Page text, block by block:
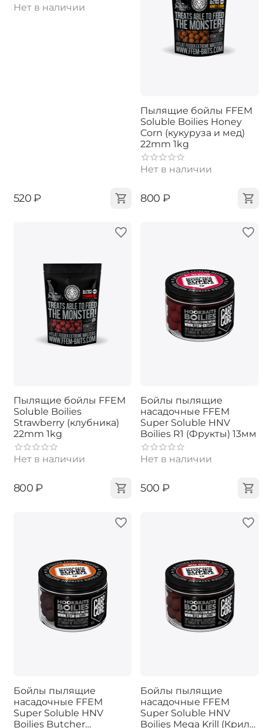
Нет в наличии
‍520‍ ₽
Пылящие бойлы FFEM
Soluble Boilies Honey
Corn (кукуруза и мед)
22mm 1kg
Нет в наличии
‍800‍ ₽
Пылящие бойлы FFEM
Soluble Boilies
Strawberry (клубника)
22mm 1kg
Нет в наличии
‍800‍ ₽
Бойлы пылящие
насадочные FFEM
Super Soluble HNV
Boilies R1 (Фрукты) 13мм
Нет в наличии
‍500‍ ₽
Бойлы пылящие
насадочные FFEM
Super Soluble HNV
Boilies Butcher
Бойлы пылящие
насадочные FFEM
Super Soluble HNV
Boilies Mega Krill (Криль